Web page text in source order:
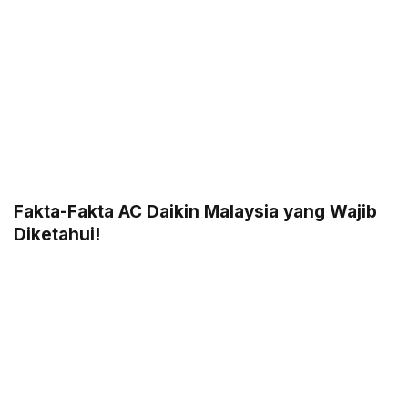
Fakta-Fakta AC Daikin Malaysia yang Wajib
Diketahui!